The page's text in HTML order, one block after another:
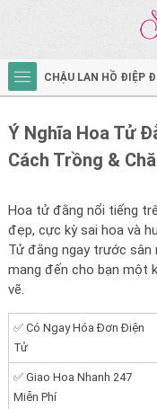
CHẬU LAN HỒ ĐIỆP
Ý Nghĩa Hoa Tử
Cách Trồng &
Hoa tử đằng nổi tiếng
đẹp, cực kỳ sai hoa và
Tử đằng ngay trước sân
mang đến cho bạn một
vẽ.
✅ Có Ngay Hóa Đơn Điện
Tử
✅ Giao Hoa Nhanh 247
Miễn Phí